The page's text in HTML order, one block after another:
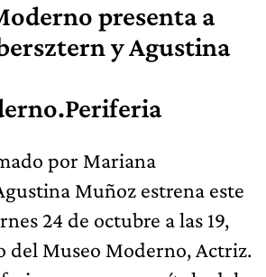
presenta a
y Agustina
por Mariana
Muñoz estrena este
24 de octubre a las 19,
del Museo Moderno, Actriz.